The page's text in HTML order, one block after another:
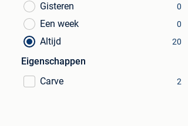
Gisteren 0
Een week 0
Altijd 20
Eigenschappen
Carve
2